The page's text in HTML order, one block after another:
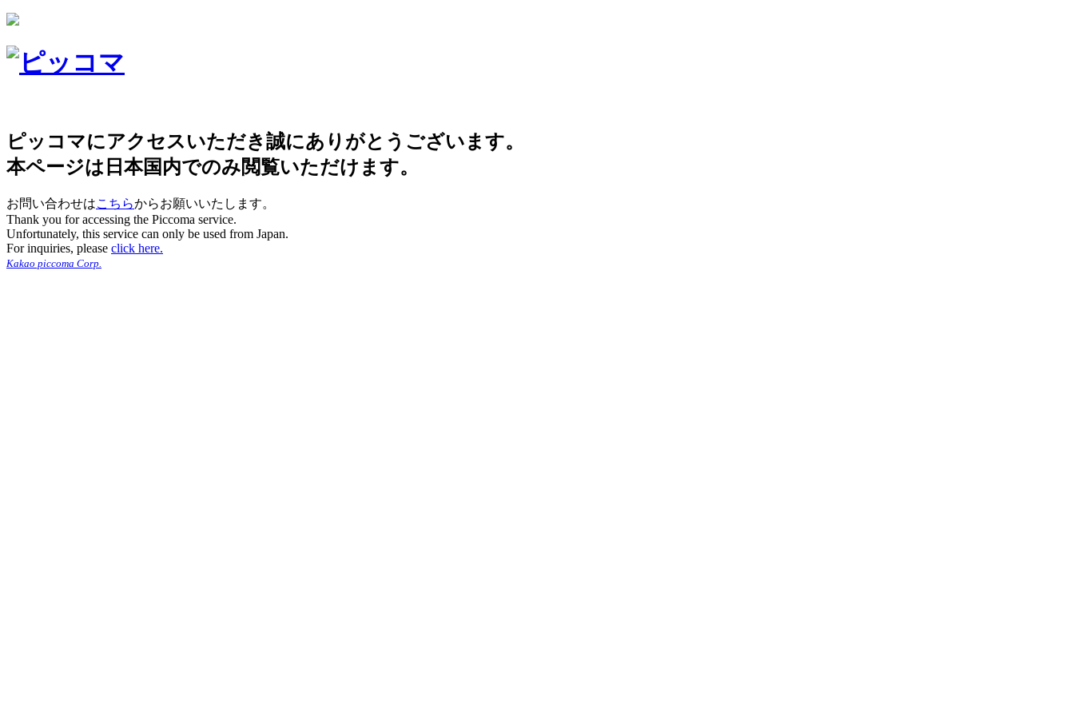
ピッコマにアクセスいただき誠にありがとうございます。
本ページは日本国内でのみ閲覧いただけます。
お問い合わせはこちらからお願いいたします。
Thank you for accessing the Piccoma service.
Unfortunately, this service can only be used from Japan.
For inquiries, please click here.
Kakao piccoma Corp.